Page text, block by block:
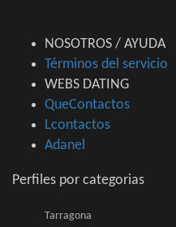
NOSOTROS / AYUDA
Términos del servicio
WEBS DATING
QueContactos
Lcontactos
Adanel
Perfiles por categorias
Tarragona